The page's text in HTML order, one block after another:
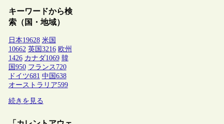
キーワードから検
索（国・地域）
日本19628 米国
10662 英国 3216 欧州
1426 カナダ1069 韓
国 950 フランス 720
ドイツ681 中国 638
オーストラリア599
続きを見る